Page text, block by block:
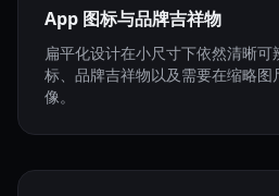
App 图标与品牌吉祥物
扁平化设计在小尺寸下依然清晰
标、品牌吉祥物以及需要在缩略
像。